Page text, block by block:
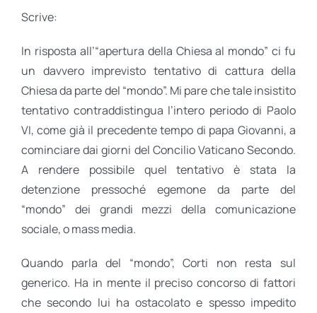
Scrive:
In risposta all’“apertura della Chiesa al mondo” ci fu
un davvero imprevisto tentativo di cattura della
Chiesa da parte del “mondo”. Mi pare che tale insistito
tentativo contraddistingua l’intero periodo di Paolo
VI, come già il precedente tempo di papa Giovanni, a
cominciare dai giorni del Concilio Vaticano Secondo.
A rendere possibile quel tentativo è stata la
detenzione pressoché egemone da parte del
“mondo” dei grandi mezzi della comunicazione
sociale, o mass media.
Quando parla del “mondo”, Corti non resta sul
generico. Ha in mente il preciso concorso di fattori
che secondo lui ha ostacolato e spesso impedito